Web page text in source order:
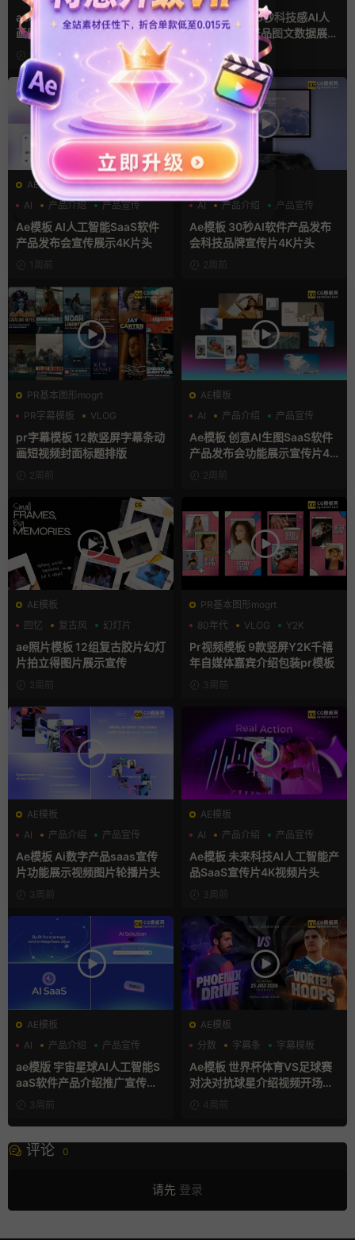
ae相册模板 多场景照片墙堆叠
画廊幻灯片宣传视频
1天前
ae片头模板 36秒科技感AI人
工智能SaaS产品图文数据展示
宣传视频AE模板
4天前
AE模板
AI
产品介绍 产品宣传
Ae模板 AI人工智能SaaS软件
产品发布会宣传展示4K片头
1周前
AE模板
AI
产品介绍 产品宣传
Ae模板 30秒AI软件产品发布
会科技品牌宣传片4K片头
2周前
PR基本图形mogrt
PR字幕模板
VLOG
人物介绍
pr字幕模板 12款竖屏字幕条动
画短视频封面标题排版
2周前
AE模板
AI
产品介绍 产品宣传
Ae模板 创意AI生图SaaS软件
产品发布会功能展示宣传片4K
片头2周前
AE模板
回忆
复古风 幻灯片
ae照片模板 12组复古胶片幻灯
片拍立得图片展示宣传
2周前
PR基本图形mogrt
80年代
VLOG Y2K
Pr视频模板 9款竖屏Y2K千禧
年自媒体嘉宾介绍包装pr模板
3周前
AE模板
AI
产品介绍 产品宣传
Ae模板 Ai数字产品saas宣传
片功能展示视频图片轮播片头
3周前
AE模板
AI
产品介绍 产品宣传
Ae模板 未来科技AI人工智能产
品SaaS宣传片4K视频片头
3周前
AE模板
AI
产品介绍 产品宣传
ae模版 宇宙星球AI人工智能S
aaS软件产品介绍推广宣传片A
e模板
3周前
AE模板
分数
字幕条 字幕模板
Ae模板 世界杯体育VS足球赛
对决对抗球星介绍视频开场片
4周前
评论 0
请先 登录